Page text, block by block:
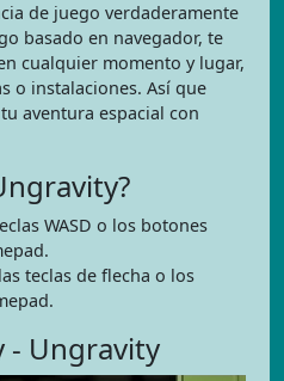
de juego verdaderamente
basado en navegador, te
cualquier momento y lugar,
o instalaciones. Así que
aventura espacial con
WASD o los botones
teclas de flecha o los
- Ungravity